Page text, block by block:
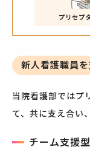
新人看護職員
当院看護部ではプ
て、共に支え合い
チーム支援型